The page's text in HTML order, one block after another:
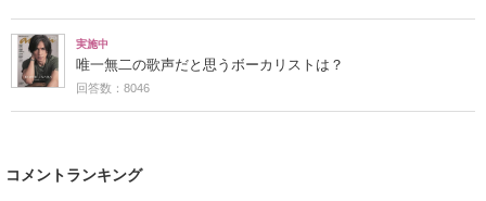
実施中
唯一無二の歌声だと思うボーカリストは？
回答数：8046
コメントランキング